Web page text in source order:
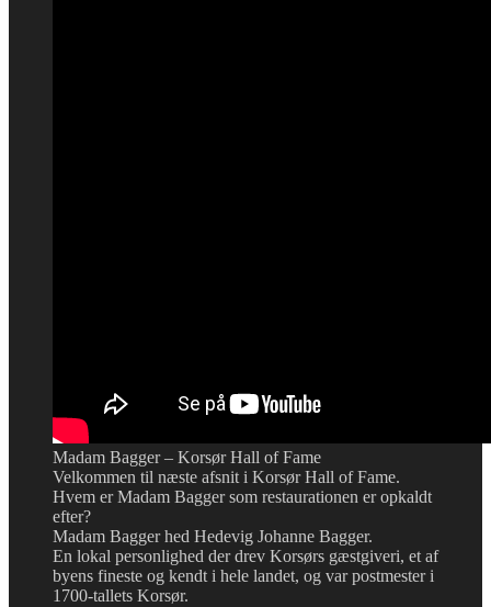
Madam Bagger – Korsør Hall of Fame
Velkommen til næste afsnit i Korsør Hall of Fame.
Hvem er Madam Bagger som restaurationen er opkaldt
efter?
Madam Bagger hed Hedevig Johanne Bagger.
En lokal personlighed der drev Korsørs gæstgiveri, et af
byens fineste og kendt i hele landet, og var postmester i
1700-tallets Korsør.